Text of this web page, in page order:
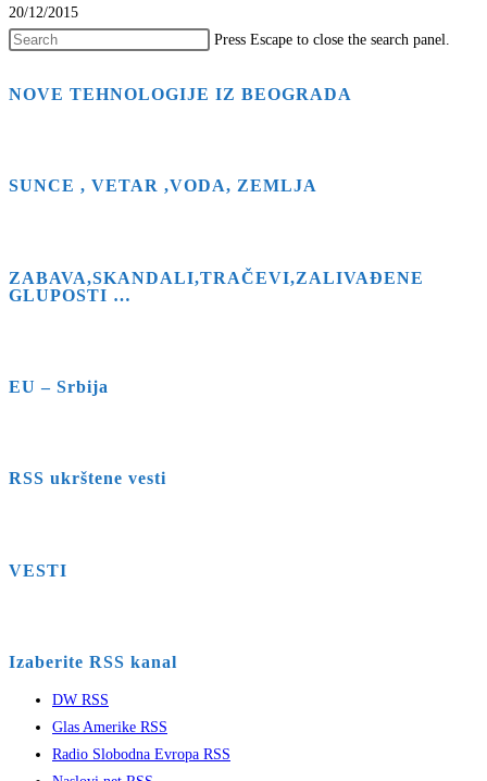
20/12/2015
Press Escape to close the search panel.
NOVE TEHNOLOGIJE IZ BEOGRADA
SUNCE , VETAR ,VODA, ZEMLJA
ZABAVA,SKANDALI,TRAČEVI,ZALIVAĐENE
GLUPOSTI …
EU – Srbija
RSS ukrštene vesti
VESTI
Izaberite RSS kanal
DW RSS
Glas Amerike RSS
Radio Slobodna Evropa RSS